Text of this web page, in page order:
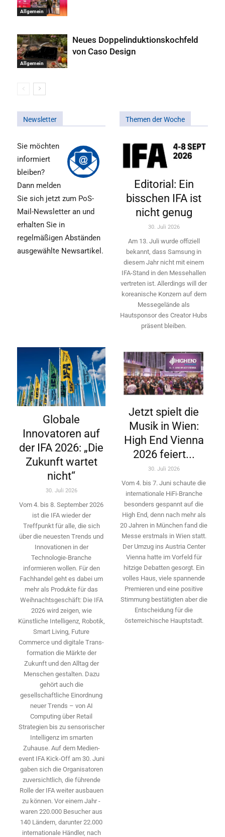
Allgemein
Allgemein
Neues Doppelinduktionskochfeld
von Caso Design
Newsletter
Sie möchten
informiert
bleiben?
Dann melden
Sie sich jetzt zum PoS-
Mail-Newsletter an und
erhalten Sie in
regelmäßigen Abständen
ausgewählte Newsartikel.
Themen der Woche
Editorial: Ein
bisschen IFA ist
nicht genug
30. Juli 2026
Am 13. Juli wurde offiziell
bekannt, dass Samsung in
diesem Jahr nicht mit einem
IFA-Stand in den Messehallen
vertreten ist. Allerdings will ­der
koreanische Konzern auf dem
Messegelände als
Hautsponsor des Creator Hubs
präsent bleiben.
Globale
Innovatoren auf
der IFA 2026: „Die
Zukunft wartet
nicht“
30. Juli 2026
Vom 4. bis 8. September 2026
ist die IFA wieder der
Treffpunkt für alle, die sich
über die neuesten Trends und
Innovationen in der
Technologie-­Branche
informieren wollen. Für den
Fachhandel geht es dabei um
mehr als Produkte für das
Weihnachtsgeschäft: Die IFA
2026 wird ­zeigen, wie
Künstliche Intelligenz, Robotik,
Smart Living, Future
Commerce und digitale Trans­
formation die Märkte der
Zukunft und den Alltag der
Menschen gestalten. Dazu
gehört auch die
gesellschaftliche Einordnung
neuer Trends – von AI
Computing über Retail
Strategien bis zu sensorischer
Intelligenz im smarten
Zuhause. Auf dem Medien­
event IFA Kick-Off am 30. Juni
gaben sich die Organisatoren
zuversichtlich, die führende
Rolle der IFA weiter ausbauen
zu können. Vor einem Jahr ­
waren 220.000 Besucher aus
140 ­Ländern, ­darunter 22.000
internationale Händler, nach
Jetzt spielt die
Musik in Wien:
High End Vienna
2026 feiert...
30. Juli 2026
Vom 4. bis 7. Juni schaute die
internationale HiFi-Branche
besonders gespannt auf die
High End, denn nach mehr als
20 Jahren in München fand die
Messe erstmals in Wien statt.
Der Umzug ins Austria Center
Vienna hatte im Vorfeld für
hitzige Debatten gesorgt. Ein
volles Haus, viele spannende
Premieren und eine positive
Stimmung bestätigten aber die
Entscheidung für die
österreichische Hauptstadt.